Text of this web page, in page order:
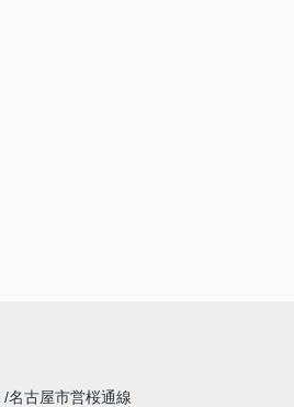
名古屋市営桜通線